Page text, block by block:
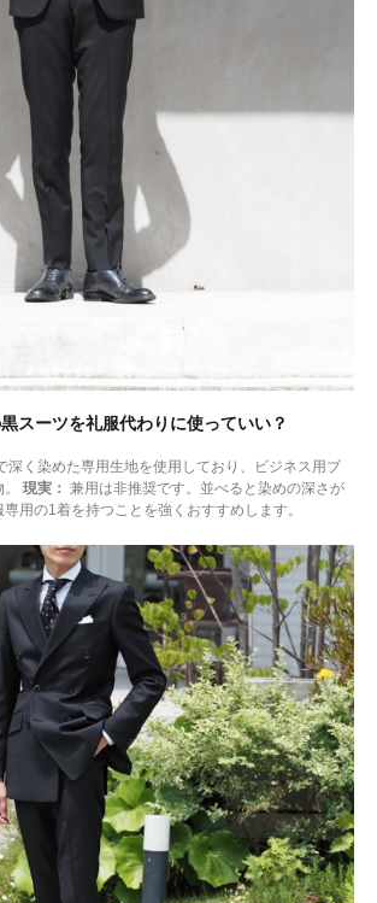
スーツを礼服代わりに使っていい？
深く染めた専用生地を使用しており、ビジネス用ブ
現実： 兼用は非推奨です。並べると染めの深さが
用の1着を持つことを強くおすすめします。